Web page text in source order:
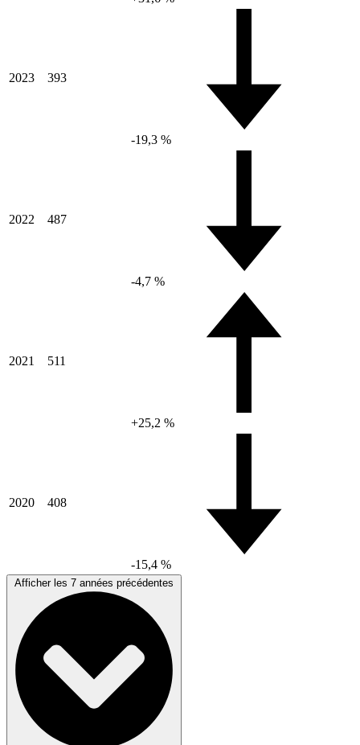
2023 393
-19,3 %
2022 487
-4,7 %
2021 511
+25,2 %
2020 408
-15,4 %
Afficher les 7 années précédentes